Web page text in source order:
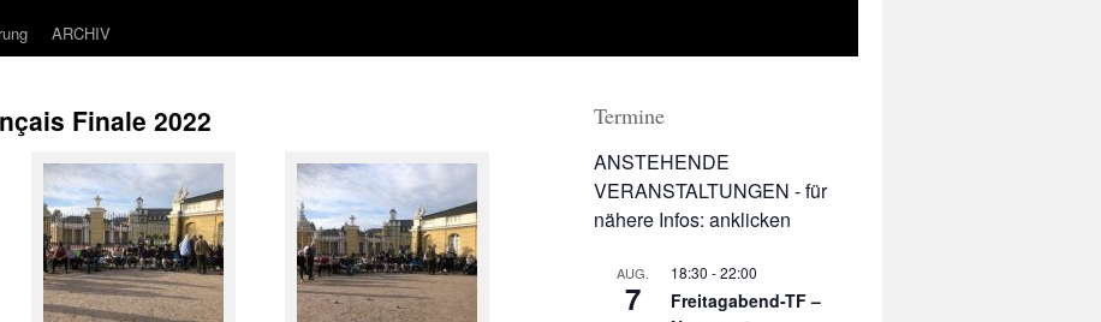
ARCHIV
Finale 2022 Termine
ANSTEHENDE
VERANSTALTUNGEN - für
nähere Infos: anklicken
AUG.
7
18:30 -22:00
Freitagabend-TF –